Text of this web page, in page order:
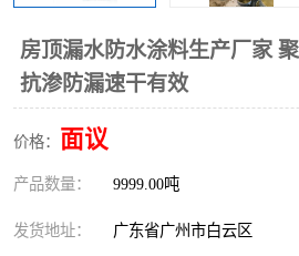
房顶漏水防水涂料生产厂家
抗渗防漏速干有效
价格： 面议
产品数量： 9999.00吨
发货地址： 广东省广州市白云区